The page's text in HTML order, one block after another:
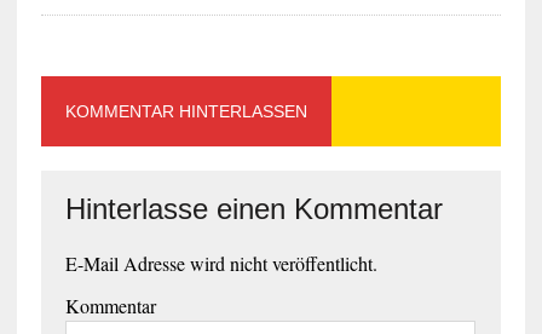
KOMMENTAR HINTERLASSEN
Hinterlasse einen Kommentar
E-Mail Adresse wird nicht veröffentlicht.
Kommentar